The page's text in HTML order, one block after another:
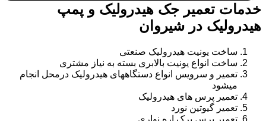
خدمات تعمیر جک هیدرولیک و پمپ
هیدرولیک در شیروان
ساخت یونیت هیدرولیک صنعتی
ساخت انواع یونیت بالابری بسته به نیاز مشتری
تعمیر و سرویس انواع دستگاههای هیدرولیک درمحل انجام
میشود
تعمیر پرس های هیدرولیک
تعمیر گیوتین نورد
تعمیر پرس برک اره نواری